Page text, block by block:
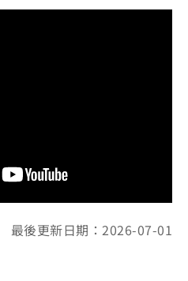
最後更新日期：2026-07-01